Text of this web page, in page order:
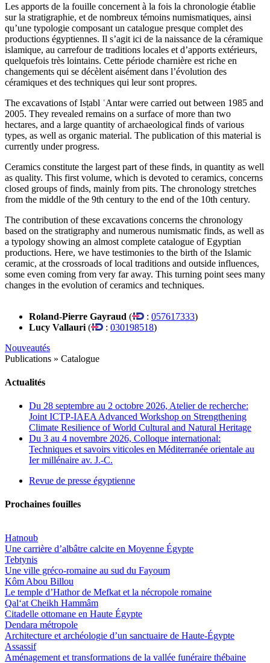
Les apports de la fouille concernent à la fois la chronologie établie
sur la stratigraphie, et de nombreux témoins numismatiques, ainsi
qu’une typologie composant un catalogue presque complet des
productions égyptiennes. Il s’agit ici de la naissance de la céramique
islamique, au carrefour de traditions locales et d’apports extérieurs,
quelquefois très lointains. Cette période charnière est riche en
changements qui se décèlent aisément dans l’évolution des
céramiques et des techniques qui leur sont propres.
The excavations of Isṭabl ʿAntar were carried out between 1985 and
2005. They revealed remains on a surface of more than two
hectares, and a large quantity of archaeological finds of various
types, as well as organic material. The publication of this material is
currently under progress.
Ceramics constitute the largest part of these finds, in quantity as well
as quality. This first volume, which is devoted to ceramics, concerns
closed groups of finds, mainly from pits. The chronology stretches
from the middle of the 9th century to the end of the 10th century.
The contribution of these excavations concerns the chronology
based on the stratigraphy and numerous numismatic finds, as well as
a typology showing an almost complete catalogue of Egyptian
productions. Here, we have testimonies to the birth of the Islamic
ceramic, at the crossroads of local traditions and outside influences,
some even coming from very far away. This turning point sees many
changes in the evolution of ceramics and techniques.
Roland-Pierre Gayraud ( : 057617333)
Lucy Vallauri ( : 030198518)
Nouveautés
Publications » Catalogue
Actualités
Du 28 septembre au 2 octobre 2026, Atelier de recherche:
Joint ICTP-IAEA Advanced Workshop on Strengthening
Climate Resilience of World Cultural and Natural Heritage
Du 3 au 4 novembre 2026, Colloque international:
Techniques et savoirs viticoles en Méditerranée orientale au
Ier millénaire av. J.-C.
Revue de presse égyptienne
Prochaines fouilles
Hatnoub
Une carrière d’albâtre calcite en Moyenne Égypte
Tebtynis
Une ville gréco-romaine au sud du Fayoum
Kôm Abou Billou
Le temple d’Hathor de Mefkat et la nécropole romaine
Qal‘at Cheikh Hammâm
Citadelle ottomane en Haute Égypte
Dendara métropole
Architecture et archéologie d’un sanctuaire de Haute-Égypte
Assassif
Aménagement et transformations de la vallée funéraire thébaine